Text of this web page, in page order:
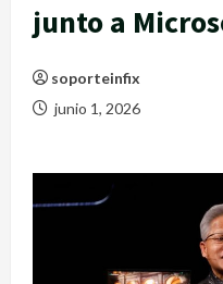
junto a
soporteinfix
junio 1, 2026